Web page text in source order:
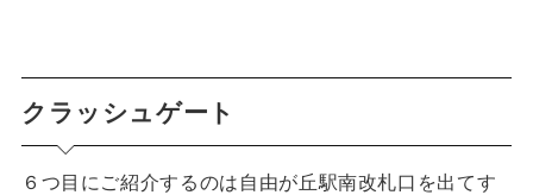
クラッシュゲート
６つ目にご紹介するのは自由が丘駅南改札口を出てす